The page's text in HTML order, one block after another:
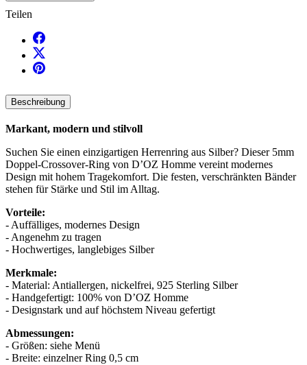
Teilen
Beschreibung
Markant, modern und stilvoll
Suchen Sie einen einzigartigen Herrenring aus Silber? Dieser 5mm
Doppel-Crossover-Ring von D’OZ Homme vereint modernes
Design mit hohem Tragekomfort. Die festen, verschränkten Bänder
stehen für Stärke und Stil im Alltag.
Vorteile:
- Auffälliges, modernes Design
- Angenehm zu tragen
- Hochwertiges, langlebiges Silber
Merkmale:
- Material: Antiallergen, nickelfrei, 925 Sterling Silber
- Handgefertigt: 100% von D’OZ Homme
- Designstark und auf höchstem Niveau gefertigt
Abmessungen:
- Größen: siehe Menü
- Breite: einzelner Ring 0,5 cm